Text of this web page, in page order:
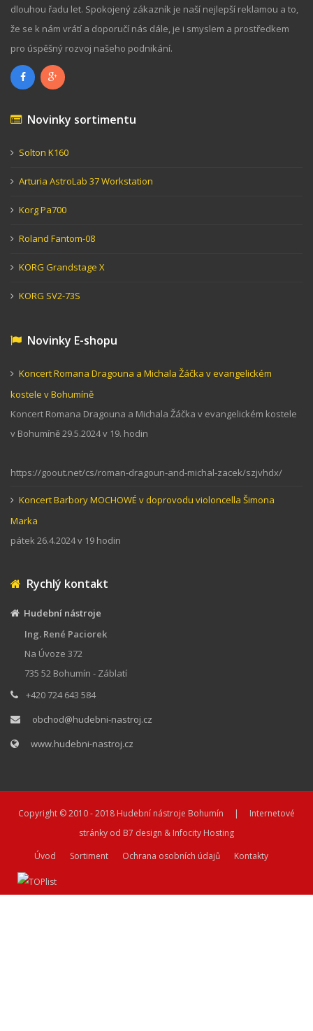
dlouhou řadu let. Spokojený zákazník je naší nejlepší reklamou a to,
že se k nám vrátí a doporučí nás dále, je i smyslem a prostředkem
pro úspěšný rozvoj našeho podnikání.
Novinky sortimentu
Solton K160
Arturia AstroLab 37 Workstation
Korg Pa700
Roland Fantom-08
KORG Grandstage X
KORG SV2-73S
Novinky E-shopu
Koncert Romana Dragouna a Michala Žáčka v evangelickém
kostele v Bohumíně
Koncert Romana Dragouna a Michala Žáčka v evangelickém kostele
v Bohumíně 29.5.2024 v 19. hodin
https://goout.net/cs/roman-dragoun-and-michal-zacek/szjvhdx/
Koncert Barbory MOCHOWÉ v doprovodu violoncella Šimona
Marka
pátek 26.4.2024 v 19 hodin
Rychlý kontakt
Hudební nástroje
Ing. René Paciorek
Na Úvoze 372
735 52 Bohumín - Záblatí
+420 724 643 584
obchod@hudebni-nastroj.cz
www.hudebni-nastroj.cz
Copyright © 2010 - 2018 Hudební nástroje Bohumín | Internetové
stránky od B7 design & Infocity Hosting
Úvod
Sortiment Ochrana osobních údajů Kontakty